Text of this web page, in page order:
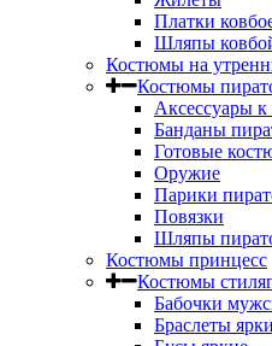
Платки
Шляпы
Костюмы на
Костюмы
Аксессуары
Банданы
Готовые
Оружие
Парики
Повязки
Шляпы
Костюмы принцесс
Костюмы
Бабочки
Браслеты